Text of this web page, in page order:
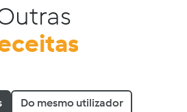
Do mesmo utilizador